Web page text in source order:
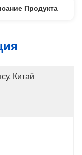
Продукта
Китай